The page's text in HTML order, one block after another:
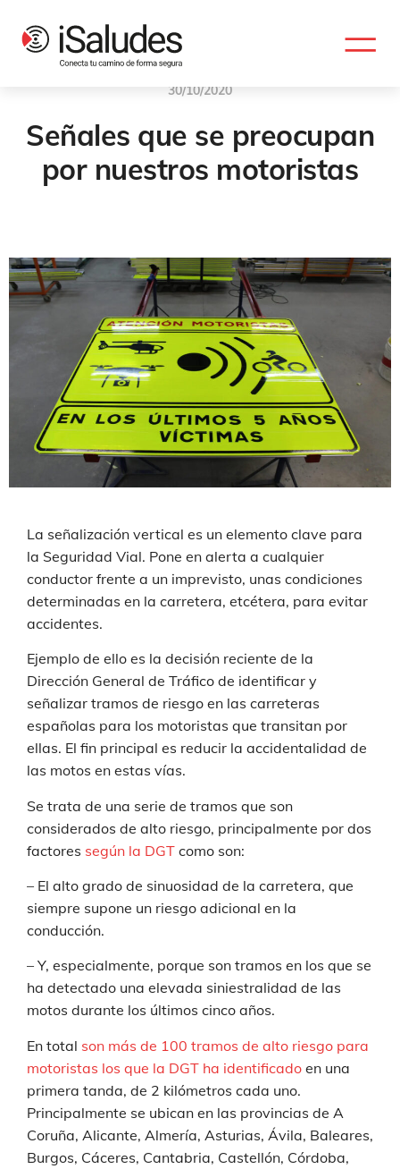
30/10/2020
Señales que se preocupan
por nuestros motoristas
La señalización vertical es un elemento clave para
la Seguridad Vial. Pone en alerta a cualquier
conductor frente a un imprevisto, unas condiciones
determinadas en la carretera, etcétera, para evitar
accidentes.
Ejemplo de ello es la decisión reciente de la
Dirección General de Tráfico de identificar y
señalizar tramos de riesgo en las carreteras
españolas para los motoristas que transitan por
ellas. El fin principal es reducir la accidentalidad de
las motos en estas vías.
Se trata de una serie de tramos que son
considerados de alto riesgo, principalmente por dos
factores según la DGT como son:
– El alto grado de sinuosidad de la carretera, que
siempre supone un riesgo adicional en la
conducción.
– Y, especialmente, porque son tramos en los que se
ha detectado una elevada siniestralidad de las
motos durante los últimos cinco años.
En total son más de 100 tramos de alto riesgo para
motoristas los que la DGT ha identificado en una
primera tanda, de 2 kilómetros cada uno.
Principalmente se ubican en las provincias de A
Coruña, Alicante, Almería, Asturias, Ávila, Baleares,
Burgos, Cáceres, Cantabria, Castellón, Córdoba,